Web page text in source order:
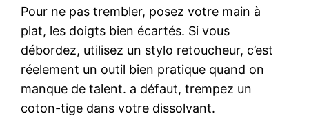
Pour ne pas trembler, posez votre main à
plat, les doigts bien écartés. Si vous
débordez, utilisez un stylo retoucheur, c’est
réelement un outil bien pratique quand on
manque de talent. a défaut, trempez un
coton-tige dans votre dissolvant.